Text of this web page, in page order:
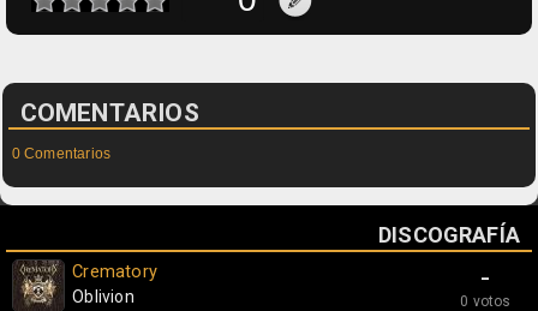
COMENTARIOS
0 Comentarios
DISCOGRAFÍA
-
0 votos
Crematory
Oblivion